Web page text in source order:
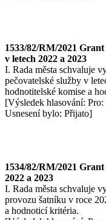
1533/82/RM/2021
v letech 2022 a 2023
I. Rada města schvaluje
pečovatelské služby v
hodnotitelské komise a
[Výsledek hlasování:
Usnesení bylo: Přijato]
1534/82/RM/2021
2022 a 2023
I. Rada města schvaluje
provozu šatníku v roce
a hodnoticí kritéria.